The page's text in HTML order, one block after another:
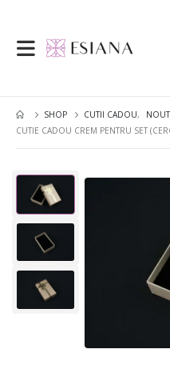
SHOP CUTII CADOU,
CUTIE CADOU CREM PENTRU SET